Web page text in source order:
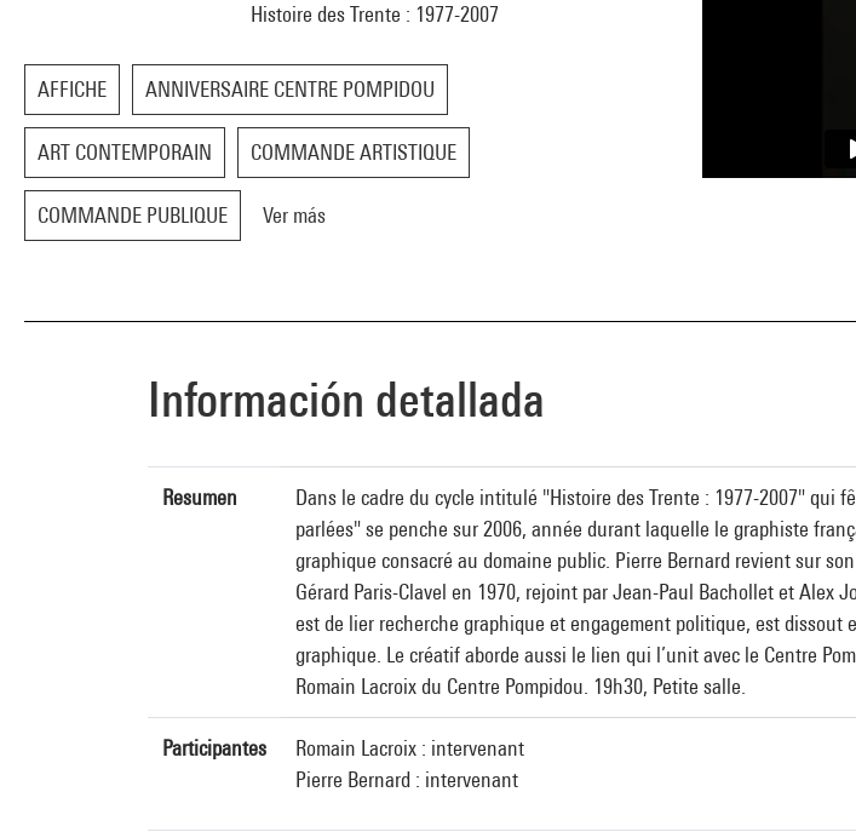
Histoire des Trente : 1977-2007
AFFICHE ANNIVERSAIRE CENTRE POMPIDOU
ART CONTEMPORAIN COMMANDE ARTISTIQUE
COMMANDE PUBLIQUE Ver más
Información detallada
Resumen
Dans le cadre du cycle intitulé "Histoire des Trente : 1977-2007" qui
parlées" se penche sur 2006, année durant laquelle le graphiste
graphique consacré au domaine public. Pierre Bernard revient sur
Gérard Paris-Clavel en 1970, rejoint par Jean-Paul Bachollet et
est de lier recherche graphique et engagement politique, est dissout
graphique. Le créatif aborde aussi le lien qui l’unit avec le Centre
Romain Lacroix du Centre Pompidou. 19h30, Petite salle.
Participantes
Romain Lacroix : intervenant
Pierre Bernard : intervenant